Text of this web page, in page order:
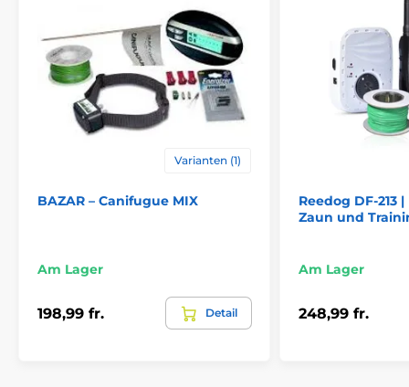
Varianten (1)
BAZAR – Canifugue MIX
Am Lager
198,99 fr. Detail
Reedog DF-213
Zaun und
Am Lager
248,99 fr.